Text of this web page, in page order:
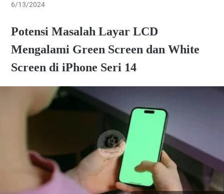
6/13/2024
Potensi Masalah Layar LCD
Mengalami Green Screen dan White
Screen di iPhone Seri 14